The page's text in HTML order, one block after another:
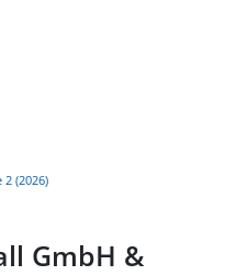
2 (2026)
GmbH &